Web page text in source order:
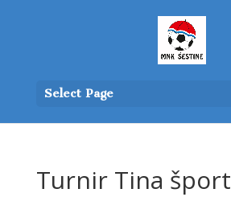
Select Page
Turnir Tina šport